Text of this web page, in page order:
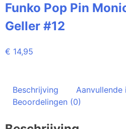
Funko Pop Pin
Geller #12
€ 14,95
Beschrijving
Beoordelingen (0)